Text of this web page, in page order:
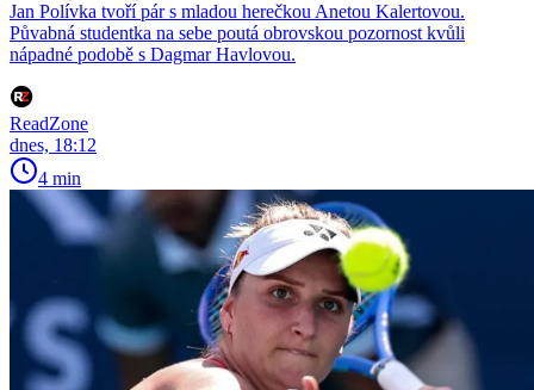
Jan Polívka tvoří pár s mladou herečkou Anetou Kalertovou.
Půvabná studentka na sebe poutá obrovskou pozornost kvůli
nápadné podobě s Dagmar Havlovou.
ReadZone
dnes, 18:12
4 min